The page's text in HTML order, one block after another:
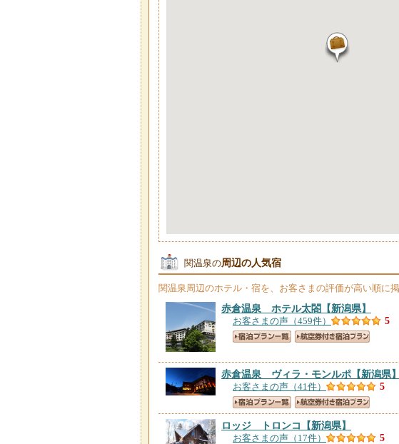
関温泉の周辺の人気宿
関温泉周辺のホテル・宿を、お客さまの評価が高い順に掲
赤倉温泉 ホテル太閤 【新潟県】
お客さまの声（459件） 5
赤倉温泉 ヴィラ・モンルポ 【新潟県】
お客さまの声（41件） 5
ロッジ トロンコ 【新潟県】
お客さまの声（17件） 5